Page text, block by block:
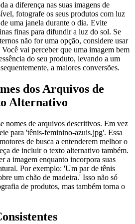
a diferença nas suas imagens de
fotografe os seus produtos com luz
uma janela durante o dia. Evite
finas para difundir a luz do sol. Se
não for uma opção, considere usar
vai perceber que uma imagem bem
do seu produto, levando a um
a maiores conversões.
dos Arquivos de
Alternativo
nomes de arquivos descritivos. Em vez
para 'tênis-feminino-azuis.jpg'. Essa
de busca a entenderem melhor o
de incluir o texto alternativo também.
a imagem enquanto incorpora suas
Por exemplo: 'Um par de tênis
um chão de madeira.' Isso não só
de produtos, mas também torna o